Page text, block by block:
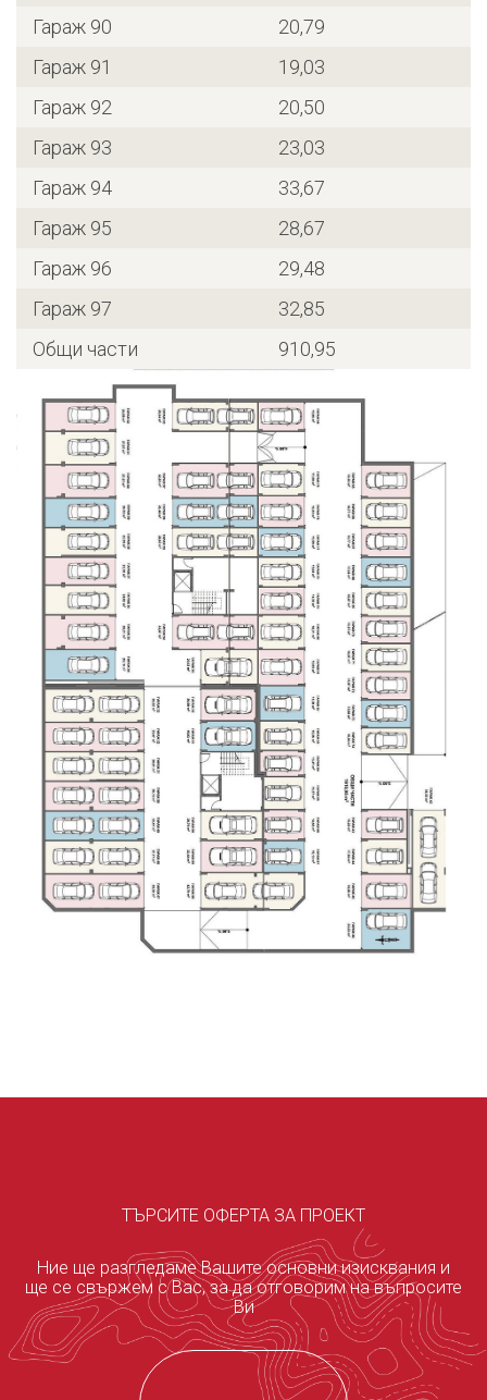
Гараж 90
20,79
Гараж 91
19,03
Гараж 92
20,50
Гараж 93
23,03
Гараж 94
33,67
Гараж 95
28,67
Гараж 96
29,48
Гараж 97
32,85
Общи части
910,95
ТЪРСИТЕ ОФЕРТА ЗА ПРОЕКТ
Ние ще разгледаме Вашите основни изисквания и
ще се свържем с Вас, за да отговорим на въпросите
Ви